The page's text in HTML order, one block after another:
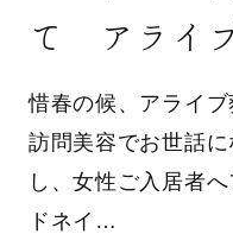
て アライ
惜春の候、アライブ
訪問美容でお世話
し、女性ご入居者
ドネイ…